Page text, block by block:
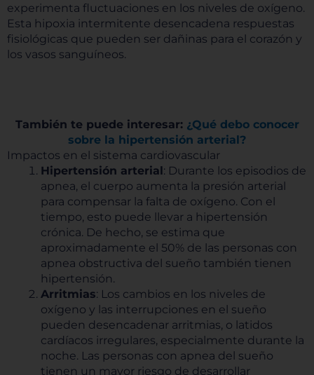
experimenta fluctuaciones en los niveles de oxígeno.
Esta hipoxia intermitente desencadena respuestas
fisiológicas que pueden ser dañinas para el corazón y
los vasos sanguíneos.
También te puede interesar: ¿Qué debo conocer
sobre la hipertensión arterial?
Impactos en el sistema cardiovascular
Hipertensión arterial: Durante los episodios de
apnea, el cuerpo aumenta la presión arterial
para compensar la falta de oxígeno. Con el
tiempo, esto puede llevar a hipertensión
crónica. De hecho, se estima que
aproximadamente el 50% de las personas con
apnea obstructiva del sueño también tienen
hipertensión.
Arritmias: Los cambios en los niveles de
oxígeno y las interrupciones en el sueño
pueden desencadenar arritmias, o latidos
cardíacos irregulares, especialmente durante la
noche. Las personas con apnea del sueño
tienen un mayor riesgo de desarrollar